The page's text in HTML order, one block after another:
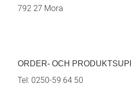
792 27 Mora
ORDER- OCH
Tel: 0250-59 64 50